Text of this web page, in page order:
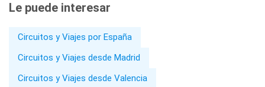
Le puede interesar
Circuitos y Viajes por España
Circuitos y Viajes desde Madrid
Circuitos y Viajes desde Valencia